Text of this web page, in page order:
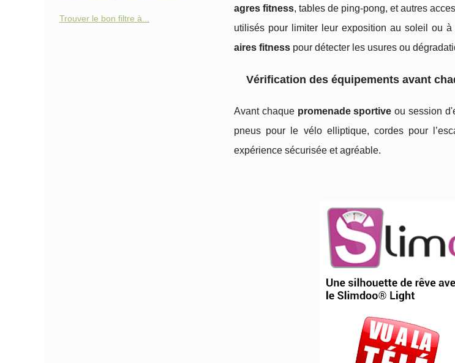
agres fitness, tables de ping-pong, et autres
utilisés pour limiter leur exposition au soleil ou
aires fitness pour détecter les usures ou
Vérification des équipements avant
Avant chaque promenade sportive ou session
pneus pour le vélo elliptique, cordes pour
expérience sécurisée et agréable.
Trouver le bon filtre à...